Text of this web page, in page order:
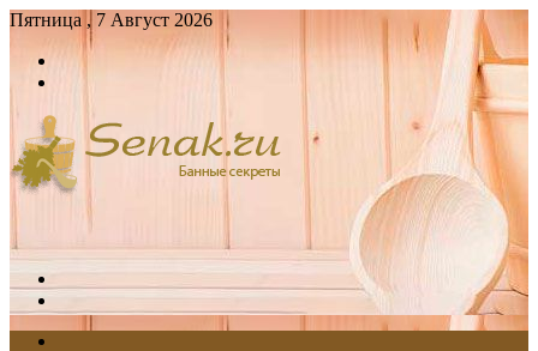
Пятница , 7 Август 2026
Войти
skin